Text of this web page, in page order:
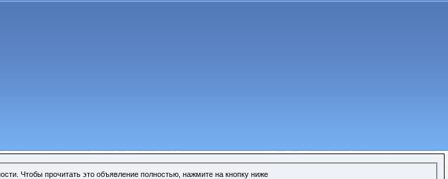
Чтобы прочитать это объявление полностью, нажмите на кнопку ниже